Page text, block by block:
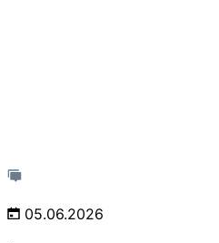
05.06.2026